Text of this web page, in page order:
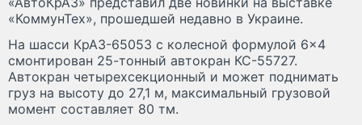
«КоммунТех», прошедшей недавно в Украине.
На шасси КрАЗ-65053 с колесной формулой 6×4
смонтирован 25-тонный автокран КС-55727.
Автокран четырехсекционный и может поднимать
груз на высоту до 27,1 м, максимальный грузовой
момент составляет 80 тм.